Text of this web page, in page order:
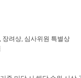
, 장려상, 심사위원 특별상